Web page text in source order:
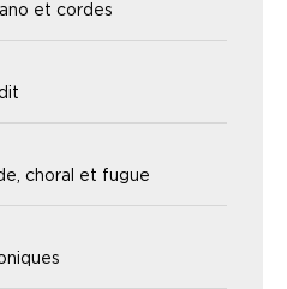
et cordes
choral et fugue